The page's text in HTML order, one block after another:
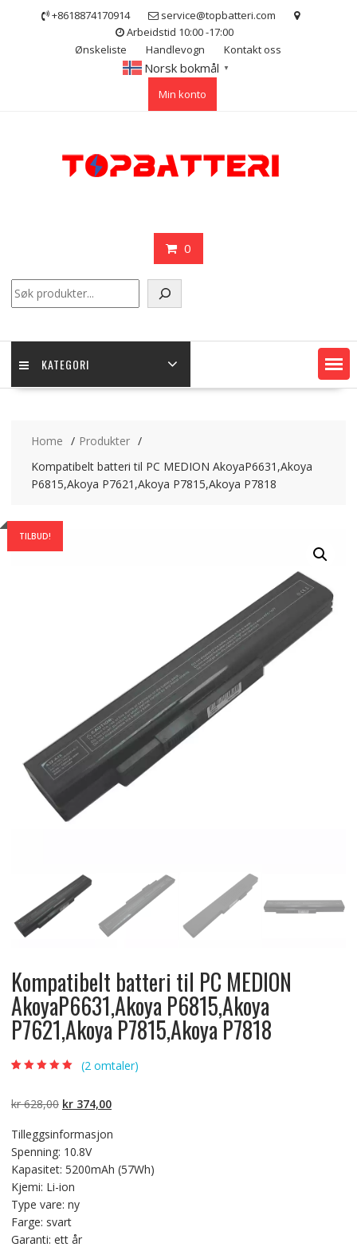
+8618874170914
service@topbatteri.com
Arbeidstid 10:00 -17:00
Ønskeliste
Handlevogn Kontakt oss
Norsk bokmål ▼
Min konto
0
KATEGORI
Home
Produkter
Kompatibelt batteri til PC MEDION AkoyaP6631,Akoya
P6815,Akoya P7621,Akoya P7815,Akoya P7818
TILBUD!
Kompatibelt batteri til PC MEDION
AkoyaP6631,Akoya P6815,Akoya
P7621,Akoya P7815,Akoya P7818
kundevurderinger
(2omtaler)
kr628,00 Opprinnelig
var:
kr 628,00.
kr374,00Nåværende
er:
Tilleggsinformasjon
Spenning: 10.8V
Kapasitet: 5200mAh (57Wh)
Kjemi: Li-ion
Type vare: ny
Farge: svart
Garanti: ett år